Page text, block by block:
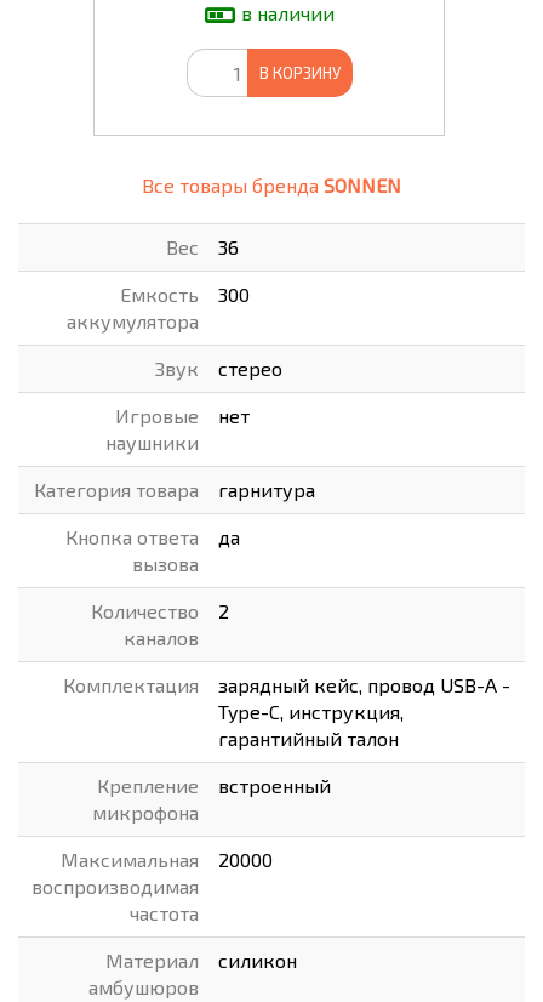
в наличии
В КОРЗИНУ
Все товары бренда SONNEN
Вес 36
Емкость
аккумулятора
300
Звук стерео
Игровые
наушники
нет
Категория товара гарнитура
Кнопка ответа
вызова
да
Количество
каналов
2
Комплектация
зарядный кейс, провод USB-A -
Type-C, инструкция,
гарантийный талон
Крепление
микрофона
встроенный
Максимальная
воспроизводимая
частота
20000
Материал
амбушюров
силикон